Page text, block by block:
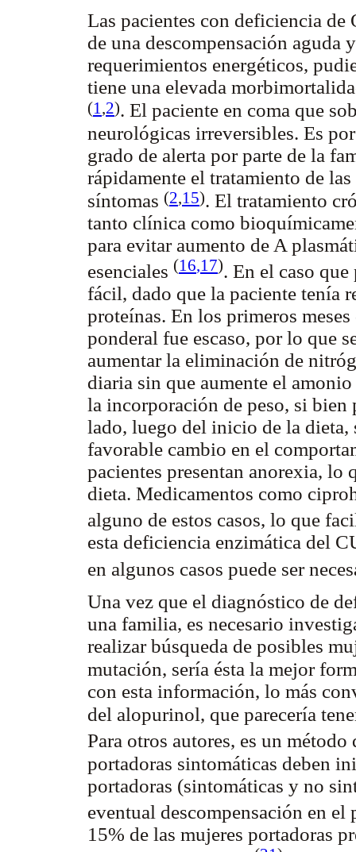
Las pacientes con deficiencia de
de una descompensación aguda
requerimientos energéticos,
tiene una elevada
(1 2). El paciente en coma que
neurológicas irreversibles. Es
grado de alerta por parte de la
rápidamente el tratamiento de
síntomas (2,15). El tratamiento
tanto clínica como
para evitar aumento de A
esenciales (16,17). En el caso
fácil, dado que la paciente tenía
proteínas. En los primeros
ponderal fue escaso, por lo que
aumentar la eliminación de
diaria sin que aumente el
la incorporación de peso, si
lado, luego del inicio de la dieta,
favorable cambio en el
pacientes presentan anorexia, lo
dieta. Medicamentos como
alguno de estos casos, lo que
esta deficiencia enzimática del
en algunos casos puede ser
Una vez que el diagnóstico de
una familia, es necesario
realizar búsqueda de posibles
mutación, sería ésta la mejor
con esta información, lo más
del alopurinol, que parecería
Para otros autores, es un
portadoras sintomáticas deben
portadoras (sintomáticas y no
eventual descompensación en
15% de las mujeres portadoras